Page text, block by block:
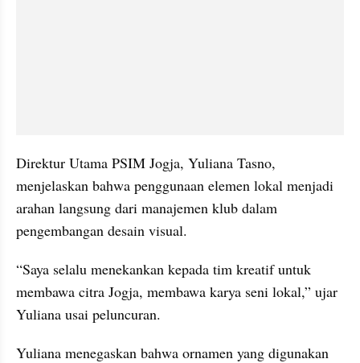
Direktur Utama PSIM Jogja, Yuliana Tasno,
menjelaskan bahwa penggunaan elemen lokal menjadi
arahan langsung dari manajemen klub dalam
pengembangan desain visual.
“Saya selalu menekankan kepada tim kreatif untuk
membawa citra Jogja, membawa karya seni lokal,” ujar
Yuliana usai peluncuran.
Yuliana menegaskan bahwa ornamen yang digunakan